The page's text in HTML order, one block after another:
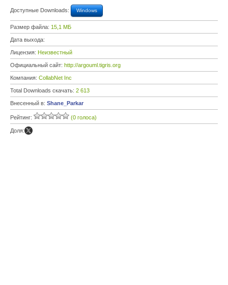
Доступные Downloads: Windows
Размер файла: 15,1 МБ
Дата выхода:
Лицензия: Неизвестный
Официальный сайт: http://argouml.tigris.org
Компания: CollabNet Inc
Total Downloads скачать: 2 613
Внесенный в: Shane_Parkar
Рейтинг: (0 голоса)
Доля: